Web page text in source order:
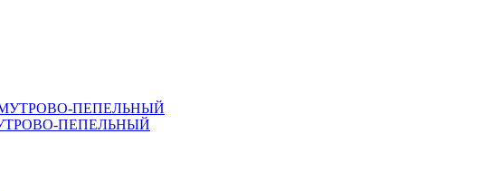
ПЕПЕЛЬНЫЙ